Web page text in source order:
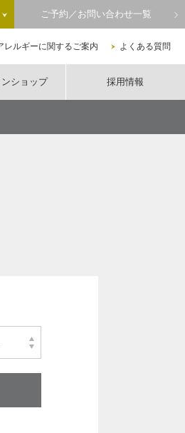
レルギーに関するご案内 よくある質問
ショップ 採用情報
ご予約／お問い合わせ一覧